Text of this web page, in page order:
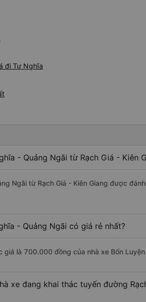
đi Tư Nghĩa
- Quảng Ngãi từ Rạch Giá - Kiên
Ngãi từ Rạch Giá - Kiên Giang được
- Quảng Ngãi có giá rẻ nhất?
giá là 700.000 đồng của nhà xe Bốn
xe đang khai thác tuyến đường